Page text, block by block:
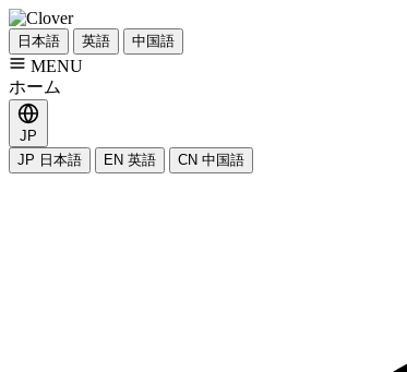
日本語 英語 中国語
MENU
ホーム
JP
JP 日本語 EN 英語 CN 中国語